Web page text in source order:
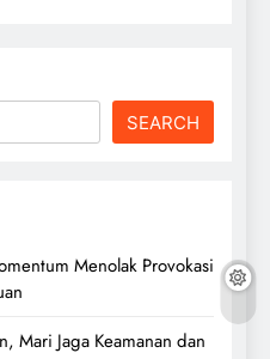
SEARCH
Menolak Provokasi
Mari Jaga Keamanan dan